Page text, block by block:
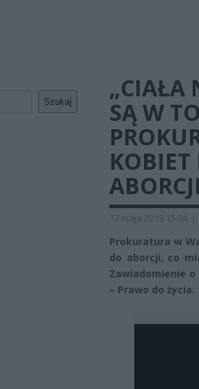
Szukaj
„CIAŁA
SĄ W
17 maja 2018 15:04 |
Prokuratura w
do aborcji, co
Zawiadomienie o
– Prawo do życia.